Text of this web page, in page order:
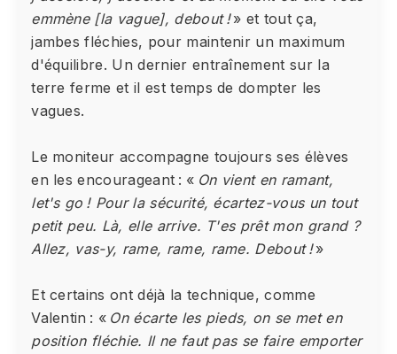
emmène [la vague], debout !» et tout ça,
jambes fléchies, pour maintenir un maximum
d'équilibre. Un dernier entraînement sur la
terre ferme et il est temps de dompter les
vagues.
Le moniteur accompagne toujours ses élèves
en les encourageant : « On vient en ramant,
let's go ! Pour la sécurité, écartez-vous un tout
petit peu. Là, elle arrive. T'es prêt mon grand ?
Allez, vas-y, rame, rame, rame. Debout !»
Et certains ont déjà la technique, comme
Valentin : « On écarte les pieds, on se met en
position fléchie. Il ne faut pas se faire emporter